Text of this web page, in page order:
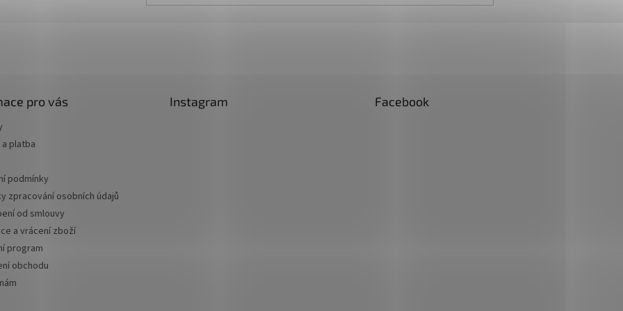
pro vás
platba
podmínky
zpracování osobních údajů
od smlouvy
a vrácení zboží
program
obchodu
Instagram Facebook